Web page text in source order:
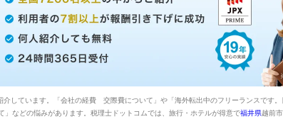
しています。「会社の経費 交際費について」や「海外転出中のフリーランスです
などの悩みがあります。税理士ドットコムでは、旅行・ホテルが得意で福井県越前